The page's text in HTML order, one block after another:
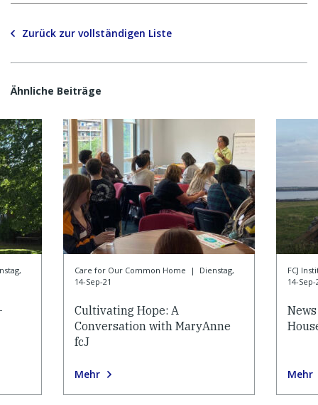
Zurück zur vollständigen Liste
Ähnliche Beiträge
Care for Our Common Home |
Dienstag,
14-Sep-21
Cultivating Hope: A
Conversation with MaryAnne
fcJ
Mehr
FCJ
14-Sep-
Mehr